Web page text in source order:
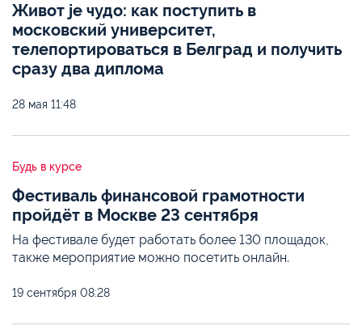
Живот je чудо: как поступить в
московский университет,
телепортироваться в Белград и получить
сразу два диплома
28 мая 11:48
Будь в курсе
Фестиваль финансовой грамотности
пройдёт в Москве 23 сентября
На фестивале будет работать более 130 площадок,
также мероприятие можно посетить онлайн.
19 сентября 08:28